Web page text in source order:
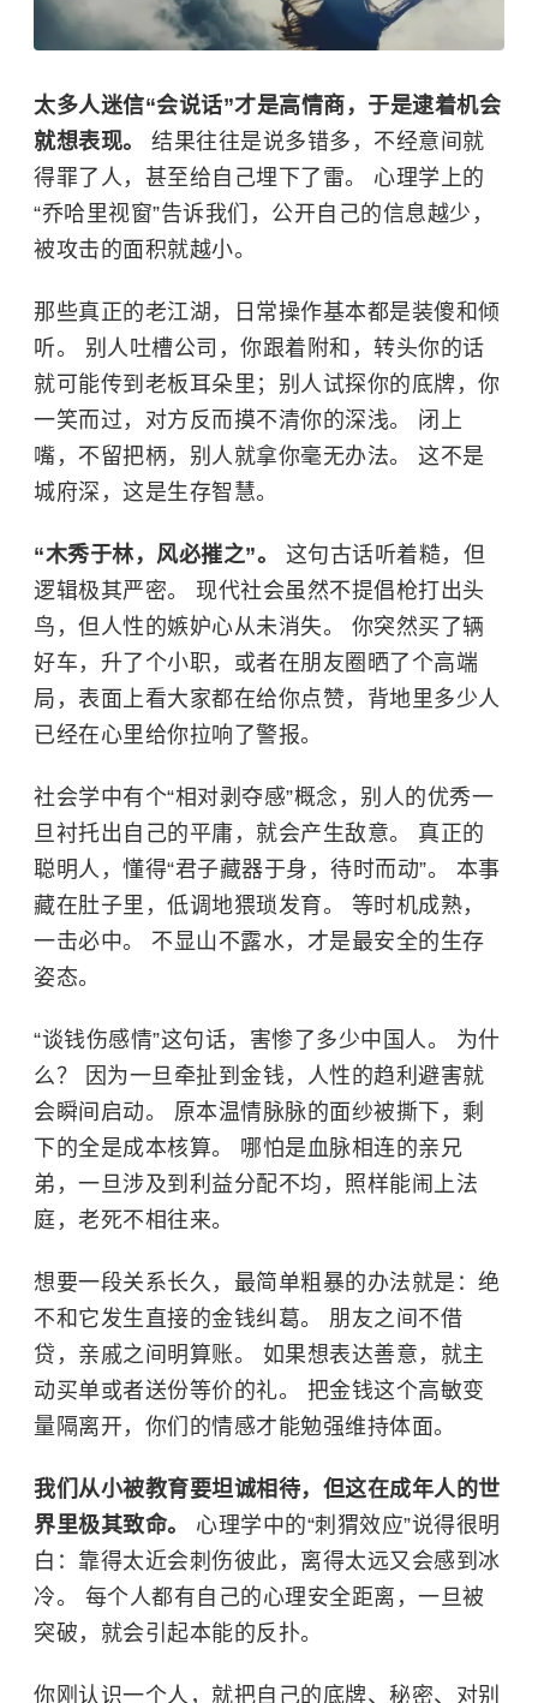
太多人迷信“会说话”才是高情商，于是逮着机会
就想表现。 结果往往是说多错多，不经意间就
得罪了人，甚至给自己埋下了雷。 心理学上的
“乔哈里视窗”告诉我们，公开自己的信息越少，
被攻击的面积就越小。
那些真正的老江湖，日常操作基本都是装傻和倾
听。 别人吐槽公司，你跟着附和，转头你的话
就可能传到老板耳朵里；别人试探你的底牌，你
一笑而过，对方反而摸不清你的深浅。 闭上
嘴，不留把柄，别人就拿你毫无办法。 这不是
城府深，这是生存智慧。
“木秀于林，风必摧之”。 这句古话听着糙，但
逻辑极其严密。 现代社会虽然不提倡枪打出头
鸟，但人性的嫉妒心从未消失。 你突然买了辆
好车，升了个小职，或者在朋友圈晒了个高端
局，表面上看大家都在给你点赞，背地里多少人
已经在心里给你拉响了警报。
社会学中有个“相对剥夺感”概念，别人的优秀一
旦衬托出自己的平庸，就会产生敌意。 真正的
聪明人，懂得“君子藏器于身，待时而动”。 本事
藏在肚子里，低调地猥琐发育。 等时机成熟，
一击必中。 不显山不露水，才是最安全的生存
姿态。
“谈钱伤感情”这句话，害惨了多少中国人。 为什
么？ 因为一旦牵扯到金钱，人性的趋利避害就
会瞬间启动。 原本温情脉脉的面纱被撕下，剩
下的全是成本核算。 哪怕是血脉相连的亲兄
弟，一旦涉及到利益分配不均，照样能闹上法
庭，老死不相往来。
想要一段关系长久，最简单粗暴的办法就是：绝
不和它发生直接的金钱纠葛。 朋友之间不借
贷，亲戚之间明算账。 如果想表达善意，就主
动买单或者送份等价的礼。 把金钱这个高敏变
量隔离开，你们的情感才能勉强维持体面。
我们从小被教育要坦诚相待，但这在成年人的世
界里极其致命。 心理学中的“刺猬效应”说得很明
白：靠得太近会刺伤彼此，离得太远又会感到冰
冷。 每个人都有自己的心理安全距离，一旦被
突破，就会引起本能的反扑。
你刚认识一个人，就把自己的底牌、秘密、对别